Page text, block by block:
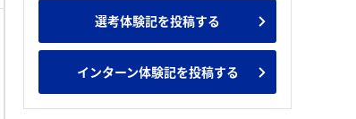
人気企業ランキング みんなのインターン人気企業ランキ
選考体験記を投稿する
インターン体験記を投稿する